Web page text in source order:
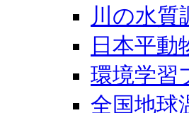
川の水質
日本平動
環境学習
全国地球